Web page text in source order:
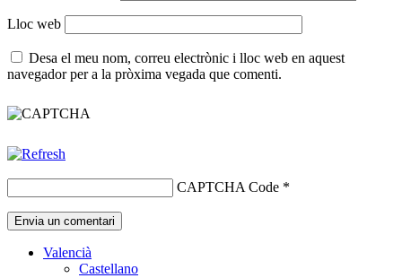
Lloc web
Desa el meu nom, correu electrònic i lloc web en aquest
navegador per a la pròxima vegada que comenti.
CAPTCHA Code *
Valencià
Castellano